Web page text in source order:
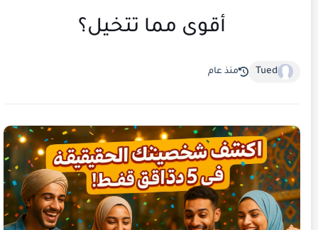
أقوى مما تتخيل؟
Tued منذ عام